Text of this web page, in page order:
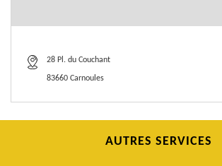
28 Pl. du Couchant
83660 Carnoules
AUTRES SERVICES